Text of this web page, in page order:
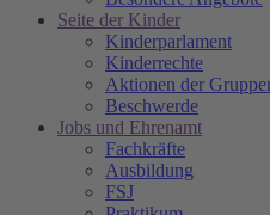
Seite der Kinder
Kinderparlament
Kinderrechte
Aktionen der
Beschwerde
Jobs und Ehrenamt
Fachkräfte
Ausbildung
FSJ